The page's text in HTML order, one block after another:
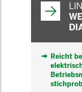
Reicht